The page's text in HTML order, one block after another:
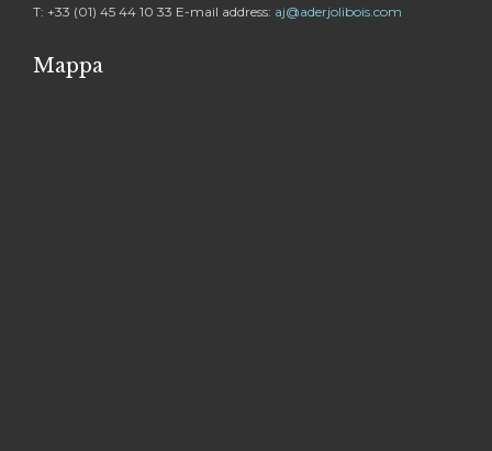
T: +33 (01) 45 44 10 33 E-mail address: aj@aderjolibois.com
Mappa